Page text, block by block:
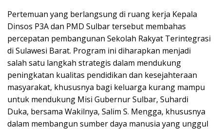
Pertemuan yang berlangsung di ruang kerja Kepala
Dinsos P3A dan PMD Sulbar tersebut membahas
percepatan pembangunan Sekolah Rakyat Terintegrasi
di Sulawesi Barat. Program ini diharapkan menjadi
salah satu langkah strategis dalam mendukung
peningkatan kualitas pendidikan dan kesejahteraan
masyarakat, khususnya bagi keluarga kurang mampu
untuk mendukung Misi Gubernur Sulbar, Suhardi
Duka, bersama Wakilnya, Salim S. Mengga, khususnya
dalam membangun sumber daya manusia yang unggul